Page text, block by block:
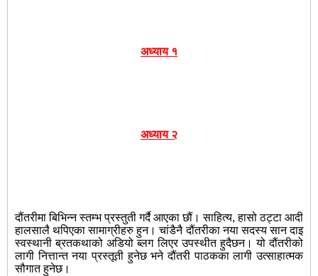
अध्याय १
अध्याय २
दौंतरीमा बिभिन्न स्तम्भ प्रस्तुती गर्दै आएका छौं। साहित्य, हासो ठट्टा आदी
हालसालै थपिएका सामाग्रीहरु हुन। चांडैनै दौंतरीका नया सदस्य सान दाइ
स्वस्थानी ब्रतकथाको अडियो ब्लग लिएर उपस्थीत हुदैछन। यो दौंतरीको
लागी नित्तान्त नया प्रस्तूती हुनेछ भने दौंतरी पाठकका लागी उत्साहात्मक
सौगात हुनेछ।